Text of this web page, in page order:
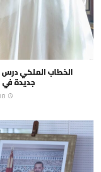
الخطاب الملكي
جديدة في
18